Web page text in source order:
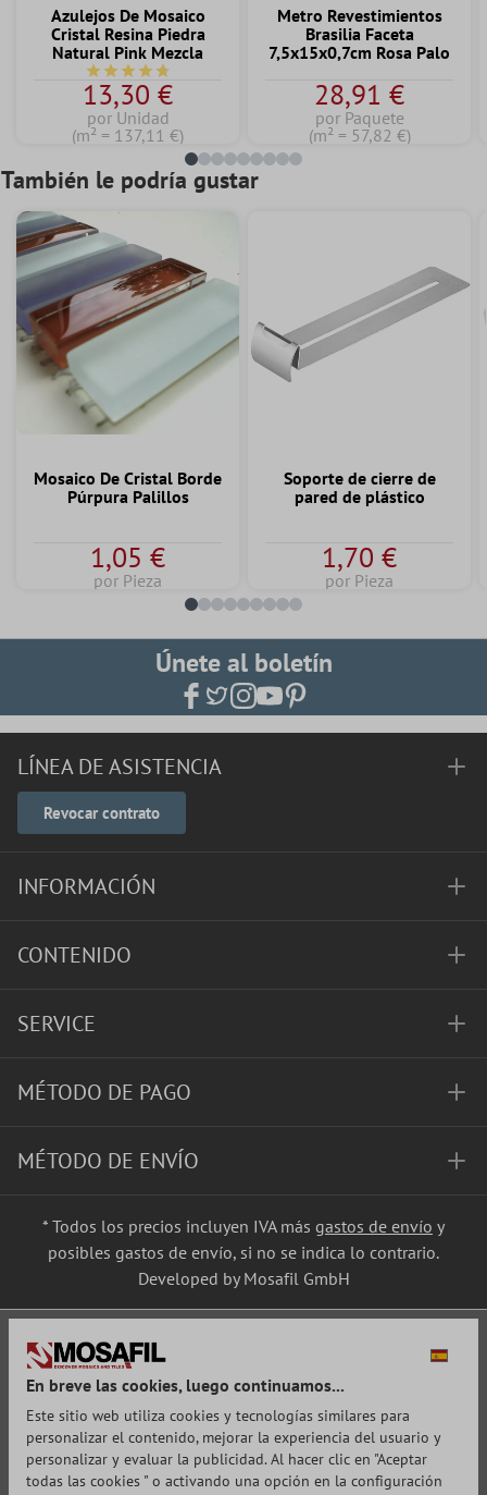
Azulejos De Mosaico
Cristal Resina Piedra
Natural Pink Mezcla
Calificación promedio de 4.7 de 5 estrellas
13,30 €
por Unidad
(m² = 137,11 €)
Metro Revestimientos
Brasilia Faceta
7,5x15x0,7cm Rosa Palo
28,91 €
por Paquete
(m² = 57,82 €)
También le podría gustar
Mosaico De Cristal Borde
Púrpura Palillos
1,05 €
por Pieza
Soporte de cierre de
pared de plástico
1,70 €
por Pieza
Únete al boletín
LÍNEA DE ASISTENCIA
Revocar contrato
INFORMACIÓN
CONTENIDO
SERVICE
MÉTODO DE PAGO
MÉTODO DE ENVÍO
* Todos los precios incluyen IVA más gastos de envío y
posibles gastos de envío, si no se indica lo contrario.
Developed by Mosafil GmbH
En breve las cookies, luego continuamos...
Este sitio web utiliza cookies y tecnologías similares para
personalizar el contenido, mejorar la experiencia del usuario y
personalizar y evaluar la publicidad. Al hacer clic en "Aceptar
todas las cookies " o activando una opción en la configuración